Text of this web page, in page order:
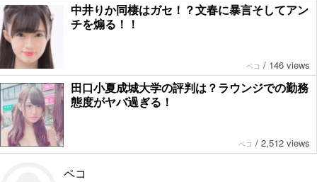
中井りか同棲はガセ！？文春に暴言そしてアン
チを煽る！！
ペコ / 146 views
田口小夏成城大学の評判は？ラウンジでの勤務
態度がヤバ過ぎる！
ペコ / 2,512 views
ペコ